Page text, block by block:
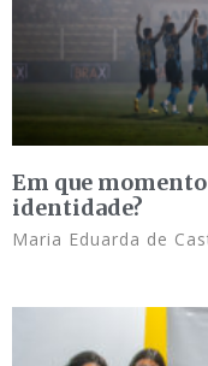
Em que
identidade?
Maria Eduarda de